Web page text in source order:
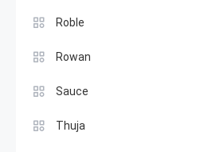
Roble
Rowan
Sauce
Thuja